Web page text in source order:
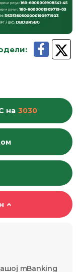
:
на 3030
mBanking